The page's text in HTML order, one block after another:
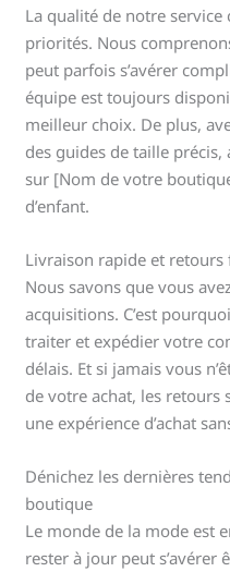
La qualité de notre
priorités. Nous
peut parfois s’avérer
équipe est toujours
meilleur choix. De plus,
des guides de taille
sur [Nom de votre
d’enfant.
Livraison rapide et retours
Nous savons que vous
acquisitions. C’est
traiter et expédier votre
délais. Et si jamais vous
de votre achat, les
une expérience d’achat
Dénichez les dernières
boutique
Le monde de la mode est
rester à jour peut s’avérer